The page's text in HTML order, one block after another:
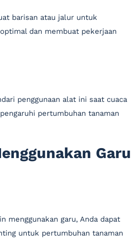
barisan atau jalur untuk
dan membuat pekerjaan
penggunaan alat ini saat cuaca
pertumbuhan tanaman
Garu
menggunakan garu, Anda dapat
untuk pertumbuhan tanaman